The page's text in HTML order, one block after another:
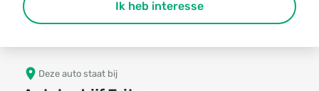
Ik heb interesse
Deze auto staat bij